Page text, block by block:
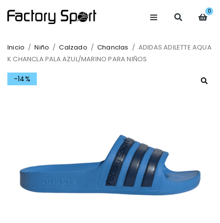
0
Inicio / Niño / Calzado / Chanclas / ADIDAS ADILETTE AQUA
K CHANCLA PALA AZUL/MARINO PARA NIÑOS
-14%